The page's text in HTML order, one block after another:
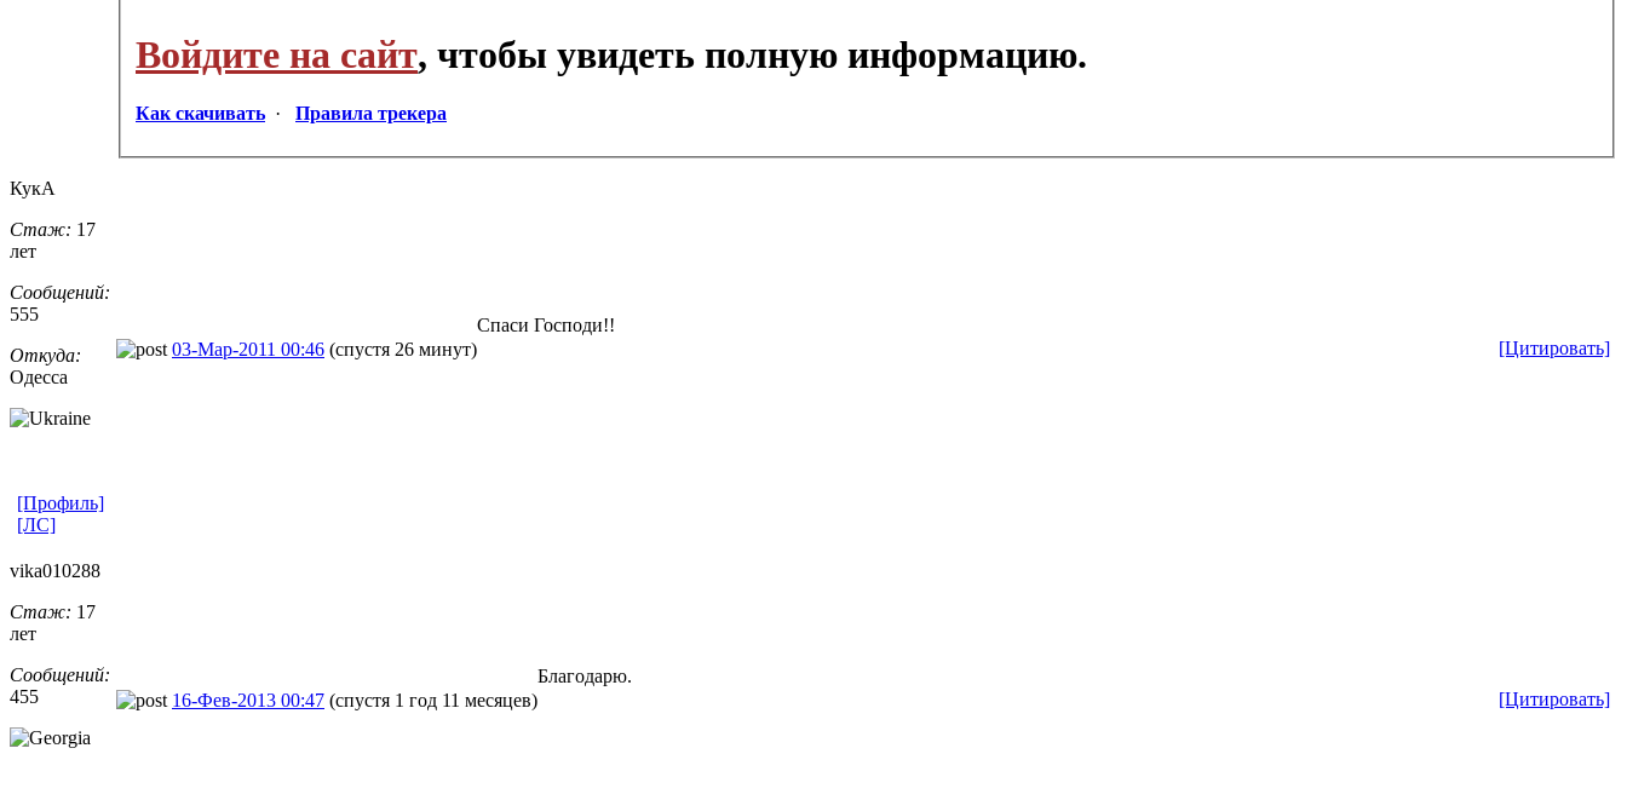
Войдите на сайт, чтобы увидеть полную информацию.
Как скачивать · Правила трекера
КукА
Стаж: 17
лет
Сообщений:
555
Откуда:
Одесса
03-Мар-2011 00:46 (спустя 26 минут) [Цитировать]
Спаси Господи!!
[Профиль]
[ЛС]
vika010288
Стаж: 17
лет
Сообщений:
455
16-Фев-2013 00:47 (спустя 1 год 11 месяцев) [Цитировать]
Благодарю.